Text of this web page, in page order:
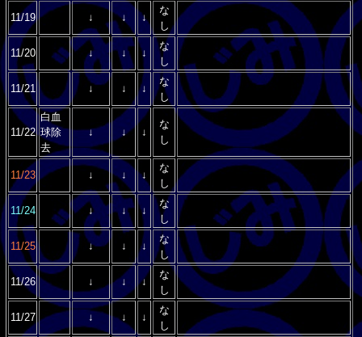
11/19 ↓ ↓ ↓
な
し
11/20 ↓ ↓ ↓
な
し
11/21 ↓ ↓ ↓
な
し
11/22
白血
球除
去
↓ ↓ ↓
な
し
11/23 ↓ ↓ ↓
な
し
11/24 ↓ ↓ ↓
な
し
11/25 ↓ ↓ ↓
な
し
11/26 ↓ ↓ ↓
な
し
11/27 ↓ ↓ ↓
な
し